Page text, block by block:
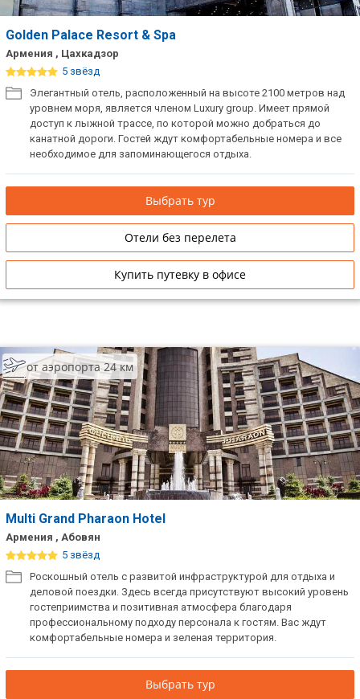
Golden Palace Resort & Spa
Армения , Цахкадзор
5 звёзд
Элегантный отель, расположенный на высоте 2100 метров над
уровнем моря, являетcя членом Luxury group. Имеет прямой
доступ к лыжной трассе, по которой можно добраться до
канатной дороги. Гостей ждут комфортабельные номера и все
необходимое для запоминающегося отдыха.
Выбрать тур
Отели без перелета
Купить путевку в офисе
от аэропорта 24 км
Multi Grand Pharaon Hotel
Армения , Абовян
5 звёзд
Роскошный отель с развитой инфраструктурой для отдыха и
деловой поездки. Здесь всегда присутствуют высокий уровень
гостеприимства и позитивная атмосфера благодаря
профессиональному подходу персонала к гостям. Вас ждут
комфортабельные номера и зеленая территория.
Выбрать тур